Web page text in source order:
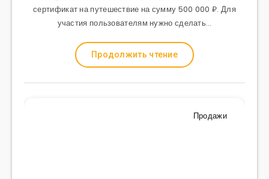
сертификат на путешествие на сумму 500 000 ₽. Для
участия пользователям нужно сделать…
Продолжить чтение
Продажи